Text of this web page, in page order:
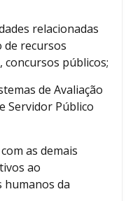
relacionadas
de recursos
concursos públicos;
de Avaliação
Servidor Público
as demais
ao
humanos da